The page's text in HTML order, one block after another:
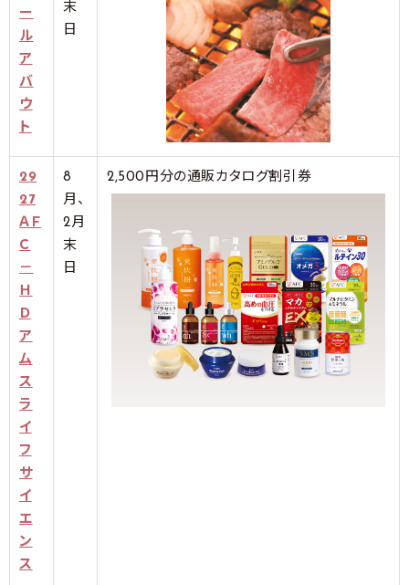
ー
ル
ア
バ
ウ
ト
末
日
29
27
ＡＦ
Ｃ
－
Ｈ
Ｄ
ア
ム
ス
ラ
イ
フ
サ
イ
エ
ン
ス
8
月、
2月
末
日
2,500円分の通販カタログ割引券